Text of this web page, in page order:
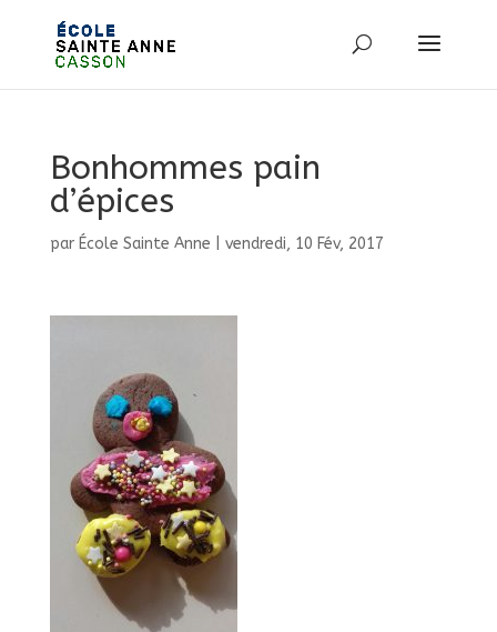
Bonhommes pain
d’épices
par École Sainte Anne vendredi, 10 Fév, 2017